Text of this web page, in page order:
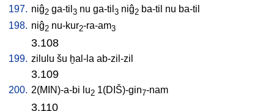
197. niĝ2 ga-til 3 nu ga-til 3 niĝ2 ba-til nu ba-til
198. niĝ2 nu-kur2-ra-am3
3.108
199. zilulu šu ḫal-la ab-zil-zil
3.109
200. 2(MIN)-a-bi lu2 1(DIŠ)-gin7-nam
3.110